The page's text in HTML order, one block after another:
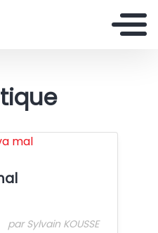
Crédit:
par Sylvain KOUSSE